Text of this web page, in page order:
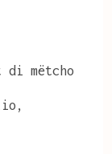
mëtcho